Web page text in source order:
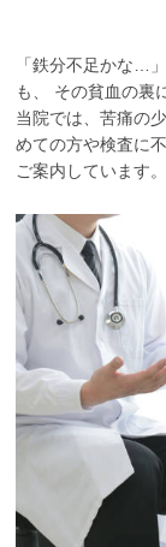
「鉄分不足かな…
も、 その貧血の裏
当院では、苦痛の
めての方や検査に
ご案内しています。